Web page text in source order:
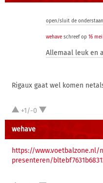
open/sluit de
wehaveschreef op 16 mei
Allemaal leuk en
Rigaux gaat wel komen
+1/-0
wehave
https://
presenteren/